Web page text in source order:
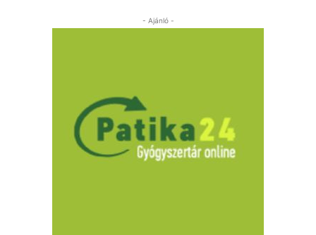
- Ajánló -